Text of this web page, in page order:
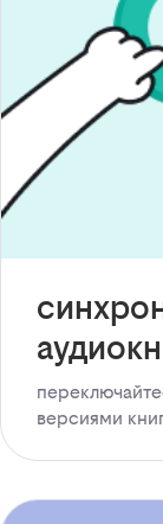
версиями